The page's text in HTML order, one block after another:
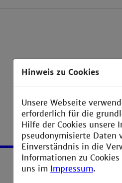
Hinweis zu Cookies
Unsere Webseite
erforderlich für die
Hilfe der Cookies unsere
pseudonymisierte Daten
Einverständnis in die
Informationen zu
uns im Impressum.